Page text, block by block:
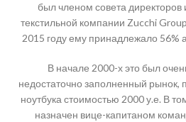
был членом совета директоров
текстильной компании Zucchi
2015 году ему принадлежало 56%
В начале 2000-х это был
недостаточно заполненный рынок,
ноутбука стоимостью 2000 у.е. В
назначен вице-капитаном